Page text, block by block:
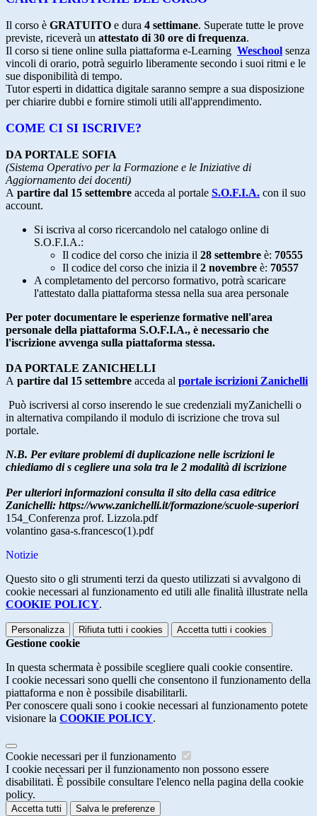
Il corso è GRATUITO e dura 4 settimane. Superate tutte le prove
previste, riceverà un attestato di 30 ore di frequenza.
Il corso si tiene online sulla piattaforma e-Learning Weschool senza
vincoli di orario, potrà seguirlo liberamente secondo i suoi ritmi e le
sue disponibilità di tempo.
Tutor esperti in didattica digitale saranno sempre a sua disposizione
per chiarire dubbi e fornire stimoli utili all'apprendimento.
COME CI SI ISCRIVE?
DA PORTALE SOFIA
(Sistema Operativo per la Formazione e le Iniziative di
Aggiornamento dei docenti)
A partire dal 15 settembre acceda al portale S.O.F.I.A. con il suo
account.
Si iscriva al corso ricercandolo nel catalogo online di
S.O.F.I.A.:
Il codice del corso che inizia il 28 settembre è: 70555
Il codice del corso che inizia il 2 novembre è: 70557
A completamento del percorso formativo, potrà scaricare
l'attestato dalla piattaforma stessa nella sua area personale
Per poter documentare le esperienze formative nell'area
personale della piattaforma S.O.F.I.A., è necessario che
l'iscrizione avvenga sulla piattaforma stessa.
DA PORTALE ZANICHELLI
A partire dal 15 settembre acceda al portale iscrizioni Zanichelli
Può iscriversi al corso inserendo le sue credenziali myZanichelli o
in alternativa compilando il modulo di iscrizione che trova sul
portale.
N.B. Per evitare problemi di duplicazione nelle iscrizioni le
chiediamo di s cegliere una sola tra le 2 modalità di iscrizione
Per ulteriori informazioni consulta il sito della casa editrice
Zanichelli: https://www.zanichelli.it/formazione/scuole-superiori
154_Conferenza prof. Lizzola.pdf
volantino gasa-s.francesco(1).pdf
Notizie
Questo sito o gli strumenti terzi da questo utilizzati si avvalgono di
cookie necessari al funzionamento ed utili alle finalità illustrate nella
COOKIE POLICY.
Personalizza Rifiuta tutti i cookies Accetta tutti i cookies
Gestione cookie
In questa schermata è possibile scegliere quali cookie consentire.
I cookie necessari sono quelli che consentono il funzionamento della
piattaforma e non è possibile disabilitarli.
Per conoscere quali sono i cookie necessari al funzionamento potete
visionare la COOKIE POLICY.
Cookie necessari per il funzionamento
I cookie necessari per il funzionamento non possono essere
disabilitati. È possibile consultare l'elenco nella pagina della cookie
policy.
Accetta tutti Salva le preferenze